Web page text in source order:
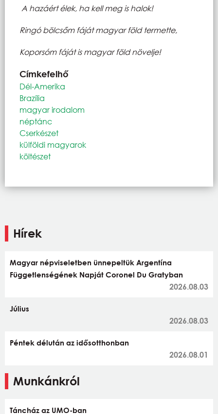
A hazáért élek, ha kell meg is halok!
Ringó bölcsőm fáját magyar föld termette,
Koporsóm fáját is magyar föld növelje!
Címkefelhő
Dél-Amerika
Brazília
magyar irodalom
néptánc
Cserkészet
külföldi magyarok
költészet
Hírek
Magyar népviseletben ünnepeltük Argentína
Függetlenségének Napját Coronel Du Gratyban
2026.08.03
Július
2026.08.03
Péntek délután az idősotthonban
2026.08.01
Munkánkról
Táncház az UMO-ban